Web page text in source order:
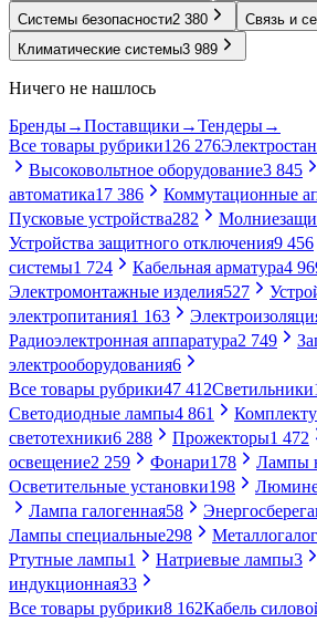
Системы безопасности2 380 Связь и
Климатические системы3 989
Ничего не нашлось
Бренды→Поставщики →Тендеры→
Все товары рубрики126 276
Высоковольтное оборудование3 845
автоматика17 386 Коммутационные
Пусковые устройства282
Устройства защитного отключения9 456
системы1 724 Кабельная арматура4
Электромонтажные изделия527
электропитания1 163
Радиоэлектронная аппаратура2 749
электрооборудования6
Все товары рубрики47 412Светильники
Светодиодные лампы4 861
светотехники6 288 Прожекторы1 472
освещение2 259 Фонари178 Лампы
Осветительные установки198
Лампа галогенная58
Лампы специальные298
Ртутные лампы1 Натриевые лампы3
индукционная33
Все товары рубрики8 162Кабель